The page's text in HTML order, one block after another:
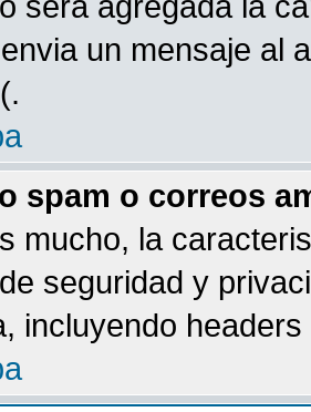
un mensaje al
spam o correos
mucho, la
seguridad y
incluyendo